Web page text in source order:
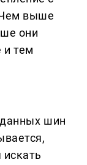
выше
они
и тем
данных шин